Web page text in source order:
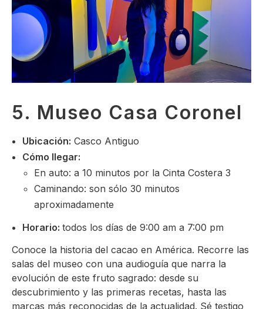
5. Museo Casa Coronel
Ubicación: Casco Antiguo
Cómo llegar:
En auto: a 10 minutos por la Cinta Costera 3
Caminando: son sólo 30 minutos
aproximadamente
Horario: todos los días de 9:00 am a 7:00 pm
Conoce la historia del cacao en América. Recorre las
salas del museo con una audioguía que narra la
evolución de este fruto sagrado: desde su
descubrimiento y las primeras recetas, hasta las
marcas más reconocidas de la actualidad. Sé testigo